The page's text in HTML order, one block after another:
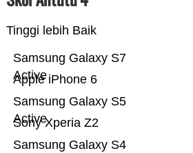
Tinggi lebih Baik
Samsung Galaxy S4
Sony Xperia Z2
Samsung Galaxy S5
Active
Apple iPhone 6
Samsung Galaxy S7
Active